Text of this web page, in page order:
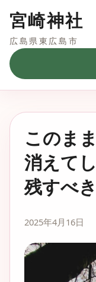
宮崎神社
広島県東広島市
このま
消えて
残すべ
2025年4月16日